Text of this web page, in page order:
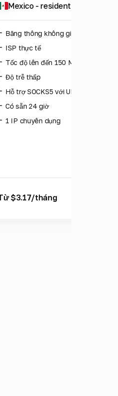
Mexico - residential riêng tư
Băng thông không giới hạn
ISP thực tế
Tốc độ lên đến 150 Mbps
Độ trễ thấp
Hỗ trợ SOCKS5 với UDP
Có sẵn 24 giờ
1 IP chuyên dụng
$3.17/tháng